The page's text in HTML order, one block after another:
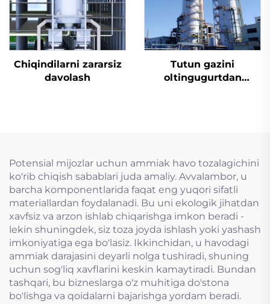
Chiqindilarni zararsiz
davolash
Tutun gazini
oltingugurtdan
Potensial mijozlar uchun ammiak havo tozalagichini
ko'rib chiqish sabablari juda amaliy. Avvalambor, u
barcha komponentlarida faqat eng yuqori sifatli
materiallardan foydalanadi. Bu uni ekologik jihatdan
xavfsiz va arzon ishlab chiqarishga imkon beradi -
lekin shuningdek, siz toza joyda ishlash yoki yashash
imkoniyatiga ega bo'lasiz. Ikkinchidan, u havodagi
ammiak darajasini deyarli nolga tushiradi, shuning
uchun sog'liq xavflarini keskin kamaytiradi. Bundan
tashqari, bu bizneslarga o'z muhitiga do'stona
bo'lishga va qoidalarni bajarishga yordam beradi.